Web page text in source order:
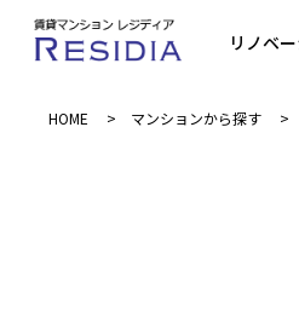
リノベ
HOME マンションから探す